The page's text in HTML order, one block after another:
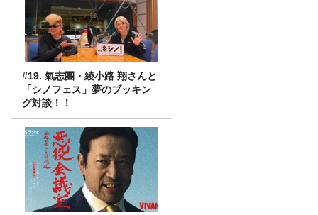
#19. 氣志團・綾小路 翔さんと
「シノフェス」夢のブッキン
グ対談！！